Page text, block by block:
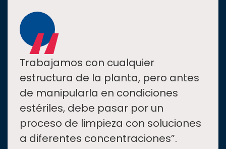
“
Trabajamos con cualquier
estructura de la planta, pero antes
de manipularla en condiciones
estériles, debe pasar por un
proceso de limpieza con soluciones
a diferentes concentraciones”.